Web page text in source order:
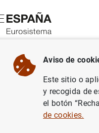
Sobre el Banco Áreas
Noticias y eventos
Aviso de
Este sitio o
y recogida de
el botón
de cookies.